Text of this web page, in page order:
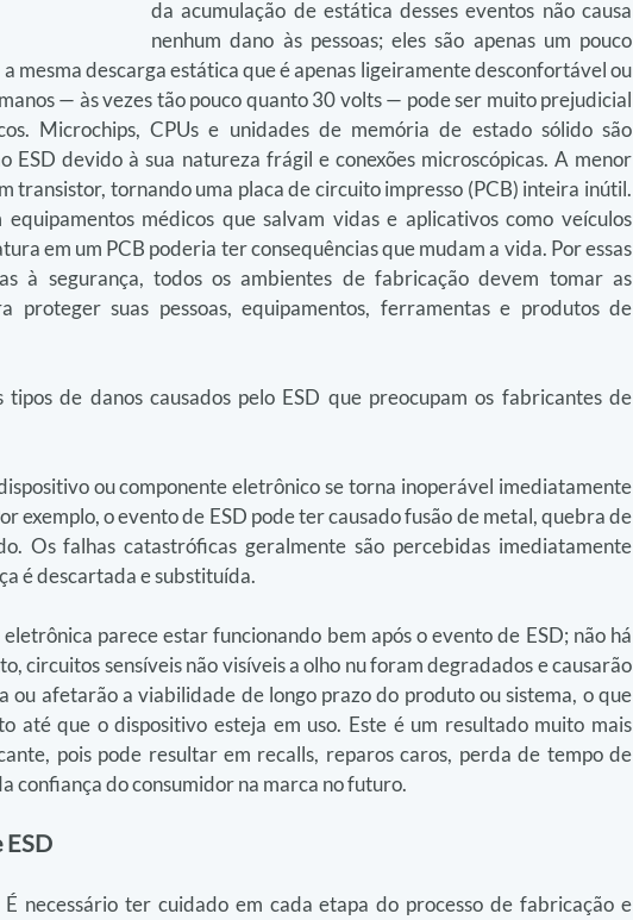
da acumulação de estática desses eventos não causa
nenhum dano às pessoas; eles são apenas um pouco
mesma descarga estática que é apenas ligeiramente desconfortável ou
— às vezes tão pouco quanto 30 volts — pode ser muito prejudicial
Microchips, CPUs e unidades de memória de estado sólido são
ESD devido à sua natureza frágil e conexões microscópicas. A menor
transistor, tornando uma placa de circuito impresso (PCB) inteira inútil.
médicos que salvam vidas e aplicativos como veículos
em um PCB poderia ter consequências que mudam a vida. Por essas
à segurança, todos os ambientes de fabricação devem tomar as
proteger suas pessoas, equipamentos, ferramentas e produtos de
tipos de danos causados pelo ESD que preocupam os fabricantes de
ou componente eletrônico se torna inoperável imediatamente
exemplo, o evento de ESD pode ter causado fusão de metal, quebra de
Os falhas catastróficas geralmente são percebidas imediatamente
é descartada e substituída.
parece estar funcionando bem após o evento de ESD; não há
circuitos sensíveis não visíveis a olho nu foram degradados e causarão
ou afetarão a viabilidade de longo prazo do produto ou sistema, o que
até que o dispositivo esteja em uso. Este é um resultado muito mais
pois pode resultar em recalls, reparos caros, perda de tempo de
confiança do consumidor na marca no futuro.
ESD
É necessário ter cuidado em cada etapa do processo de fabricação e